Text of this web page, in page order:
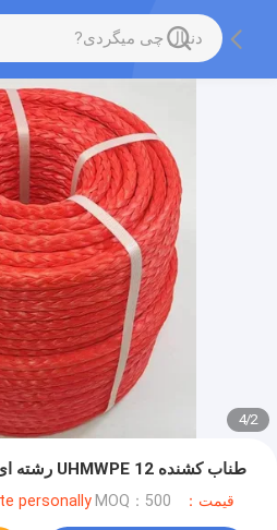
2
/
4
طناب کشنده UHMWPE 12 رشته ای 20mm-120mm HMPE
قیمت：negotiate personally MOQ：500 کیلوگرم